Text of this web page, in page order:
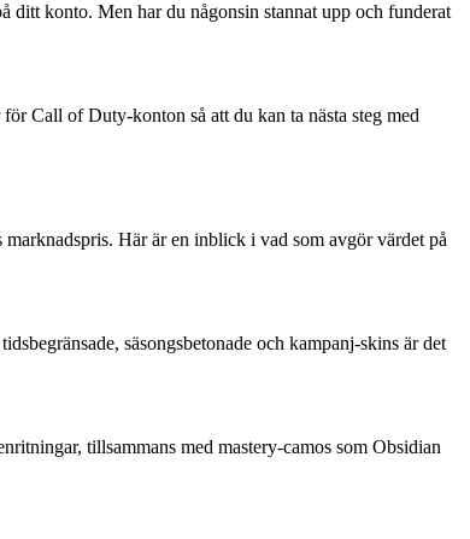
ditt konto. Men har du någonsin stannat upp och funderat
Call of Duty-konton så att du kan ta nästa steg med
Här är en inblick i vad som avgör värdet på
säsongsbetonade och kampanj-skins är det
tillsammans med mastery-camos som Obsidian